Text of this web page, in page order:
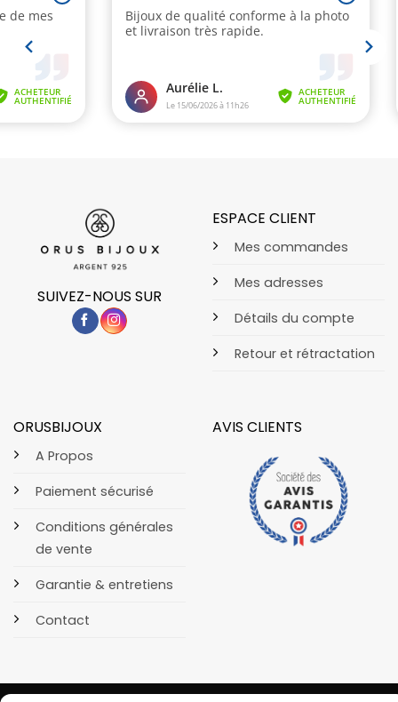
SUIVEZ-NOUS SUR
ESPACE CLIENT
Mes commandes
Mes adresses
Détails du compte
Retour et rétractation
ORUSBIJOUX
A Propos
Paiement sécurisé
Conditions générales
de vente
Garantie & entretiens
Contact
AVIS CLIENTS